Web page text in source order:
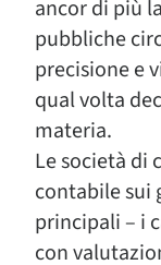
ancor di più
pubbliche
precisione e
qual volta
materia.
Le società di
contabile sui
principali – i
con